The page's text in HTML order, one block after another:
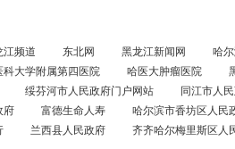
江频道 东北网 黑龙江新闻网
哈
科大学附属第四医院 哈医大肿瘤医院
绥芬河市人民政府门户网站
同江市人
府 富德生命人寿
哈尔滨市香坊区人民
兰西县人民政府 齐齐哈尔梅里斯区人